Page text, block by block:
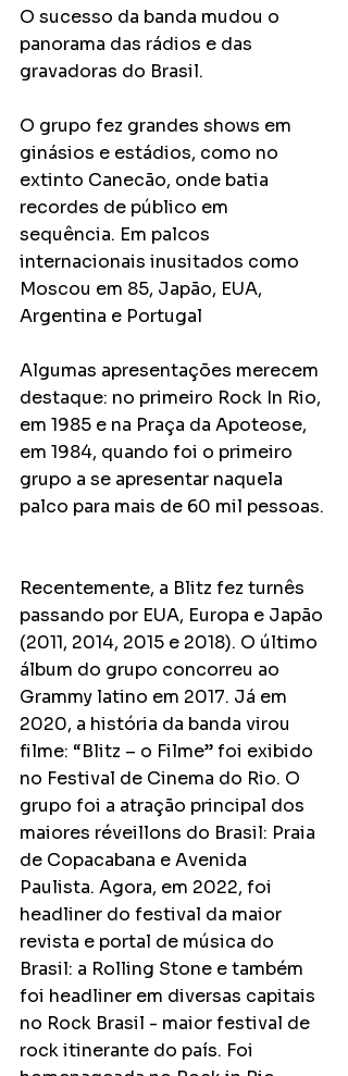
O sucesso da banda mudou o
panorama das rádios e das
gravadoras do Brasil.
O grupo fez grandes shows em
ginásios e estádios, como no
extinto Canecão, onde batia
recordes de público em
sequência. Em palcos
internacionais inusitados como
Moscou em 85, Japão, EUA,
Argentina e Portugal
Algumas apresentações merecem
destaque: no primeiro Rock In Rio,
em 1985 e na Praça da Apoteose,
em 1984, quando foi o primeiro
grupo a se apresentar naquela
palco para mais de 60 mil pessoas.
Recentemente, a Blitz fez turnês
passando por EUA, Europa e Japão
(2011, 2014, 2015 e 2018). O último
álbum do grupo concorreu ao
Grammy latino em 2017. Já em
2020, a história da banda virou
filme: “Blitz – o Filme” foi exibido
no Festival de Cinema do Rio. O
grupo foi a atração principal dos
maiores réveillons do Brasil: Praia
de Copacabana e Avenida
Paulista. Agora, em 2022, foi
headliner do festival da maior
revista e portal de música do
Brasil: a Rolling Stone e também
foi headliner em diversas capitais
no Rock Brasil - maior festival de
rock itinerante do país. Foi